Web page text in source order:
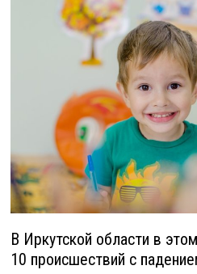
В Иркутской области в
10 происшествий с